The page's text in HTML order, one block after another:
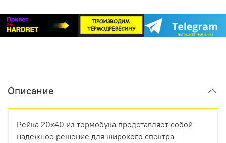
Идеальный эстетический тандем. Невский
профиль создает идеально ровную, монолитную
поверхность. Термодревесина HARDRET,
делает эту поверхность безупречной. Никаких
Как это работает на практике?
Описание
Рейка 20х40 из термобука представляет собой
надежное решение для широкого спектра